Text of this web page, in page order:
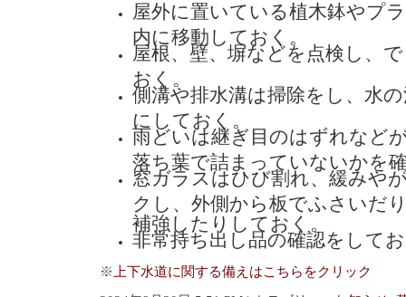
屋外に置いている植木鉢やプ
内に移動しておく。
屋根、壁、塀などを点検し、
おく。
側溝や排水溝は掃除をし、水
にしておく。
雨どいは継ぎ目のはずれなど
落ち葉で詰まっていないかを
窓ガラスはひび割れ、緩みや
クし、外側から板でふさいだ
補強したりしておく。
非常持ち出し品の確認をして
※ 上下水道に関する備えはこちらをクリック